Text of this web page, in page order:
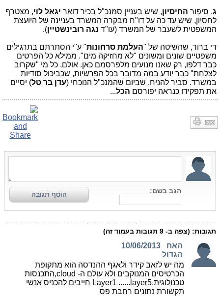
ג. סיפור החיסיון, שיש בעניין סמנכ"ל בכיר דואר יגאל לוי, מצטרף
לחסיון, שיש עד כה על דו"ח מבקרה המשרד בעניינה של היועצת
המשפטית לשעבר של המשרד (עו"ד נגה רובינשטיין).
די ברור, שהשיטה של "העלמת סרחונות" ע"י הסתרתם בתרגילים
משפטיים שונים ומשונים "לא מחזיקה מים". ממילא כל הפרטים
כבר דלפו, רק שאנו מנועים מלפרסמם כאן. אולם, כל מי "שקרוב
לצלחת" כבר יודע במה מדובר בכל הפרשיות, שכביכול סודיות
במשרד. סביר להניח, שביום שהמנכ"ל הנוכחי (עדן בר טל) יסיים
את תפקידו כנראה יפורסם הכל...